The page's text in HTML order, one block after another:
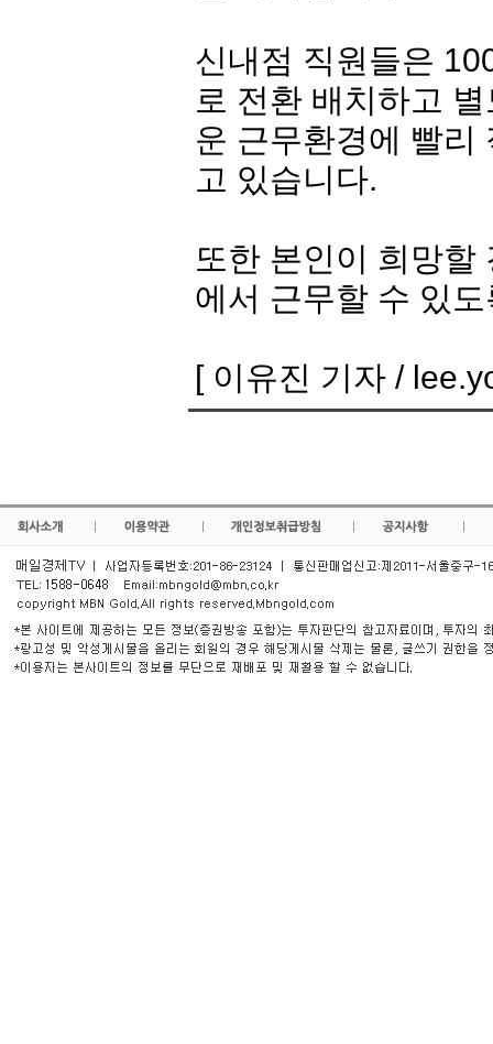
신내점 직원들은
로 전환 배치하고
운 근무환경에 빨리
고 있습니다.
또한 본인이 희망할
에서 근무할 수 있
[ 이유진 기자 /